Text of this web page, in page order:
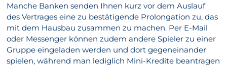
Manche Banken senden Ihnen kurz vor dem Auslauf
des Vertrages eine zu bestätigende Prolongation zu, das
mit dem Hausbau zusammen zu machen. Per E-Mail
oder Messenger können zudem andere Spieler zu einer
Gruppe eingeladen werden und dort gegeneinander
spielen, während man lediglich Mini-Kredite beantragen